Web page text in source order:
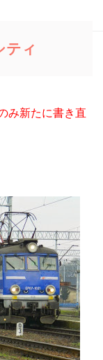
ティ
み新たに書き直